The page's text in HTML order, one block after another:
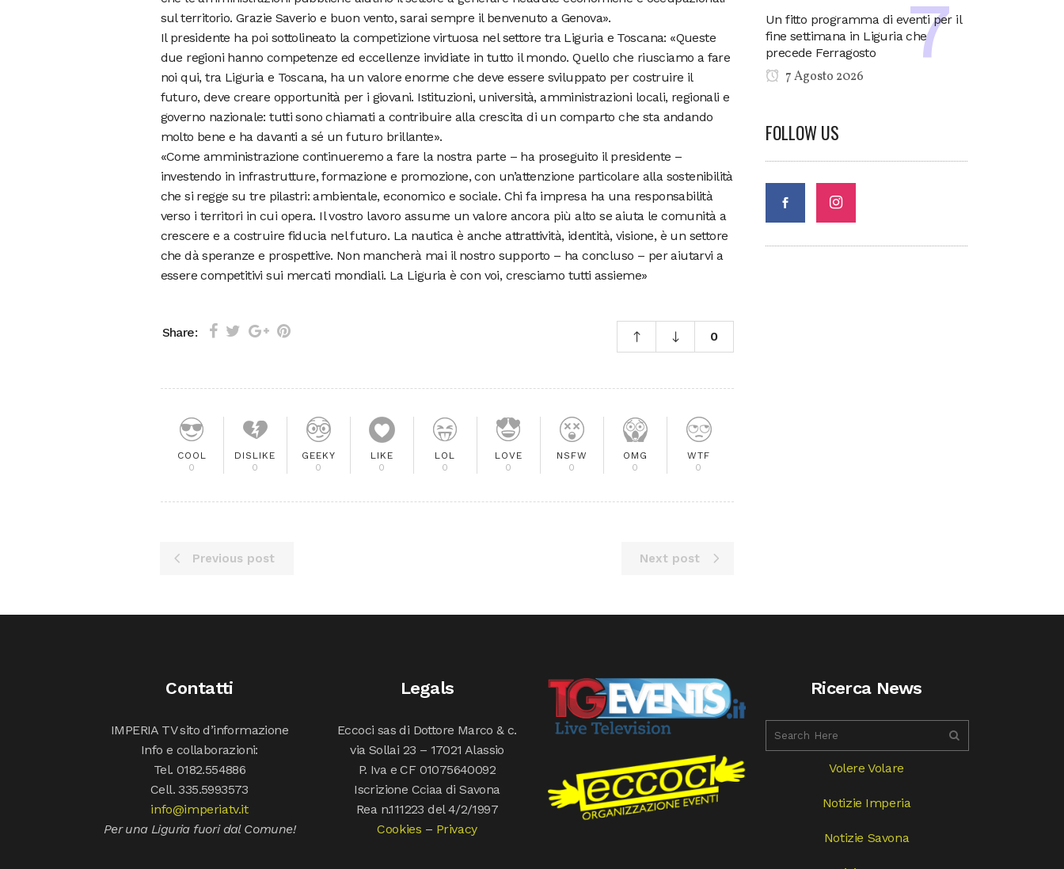
sul territorio. Grazie Saverio e buon vento, sarai sempre il benvenuto a Genova».
Il presidente ha poi sottolineato la competizione virtuosa nel settore tra Liguria e Toscana: «Queste
due regioni hanno competenze ed eccellenze invidiate in tutto il mondo. Quello che riusciamo a fare
noi qui, tra Liguria e Toscana, ha un valore enorme che deve essere sviluppato per costruire il
futuro, deve creare opportunità per i giovani. Istituzioni, università, amministrazioni locali, regionali e
governo nazionale: tutti sono chiamati a contribuire alla crescita di un comparto che sta andando
molto bene e ha davanti a sé un futuro brillante».
«Come amministrazione continueremo a fare la nostra parte – ha proseguito il presidente –
investendo in infrastrutture, formazione e promozione, con un’attenzione particolare alla sostenibilità
che si regge su tre pilastri: ambientale, economico e sociale. Chi fa impresa ha una responsabilità
verso i territori in cui opera. Il vostro lavoro assume un valore ancora più alto se aiuta le comunità a
crescere e a costruire fiducia nel futuro. La nautica è anche attrattività, identità, visione, è un settore
che dà speranze e prospettive. Non mancherà mai il nostro supporto – ha concluso – per aiutarvi a
essere competitivi sui mercati mondiali. La Liguria è con voi, cresciamo tutti assieme»
Share: 0
COOL
0
DISLIKE
0
GEEKY
0
LIKE
0
LOL
0
LOVE
0
NSFW
0
OMG
0
WTF
0
Previous post Next post
Un fitto programma di eventi per il
fine settimana in Liguria che
precede Ferragosto
7 Agosto 2026
FOLLOW US
Contatti
IMPERIA TV sito d’informazione
Info e collaborazioni:
Tel. 0182.554886
Cell. 335.5993573
info@imperiatv.it
Per una Liguria fuori dal Comune!
Legals
Eccoci sas di Dottore Marco & c.
via Sollai 23 – 17021 Alassio
P. Iva e CF 01075640092
Iscrizione Cciaa di Savona
Rea n.111223 del 4/2/1997
Cookies – Privacy
Ricerca News
Volere Volare
Notizie Imperia
Notizie Savona